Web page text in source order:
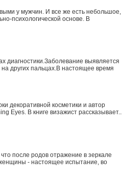
у мужчин. И все же есть небольшое,
психологической основе. В
диагностики.Заболевание выявляется
других пальцах.В настоящее время
декоративной косметики и автор
Eyes. В книге визажист
после родов отражение в зеркале
- настоящее испытание, во